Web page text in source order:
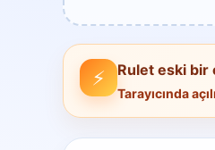
⚡ Rulet eski bir
Tarayıcında